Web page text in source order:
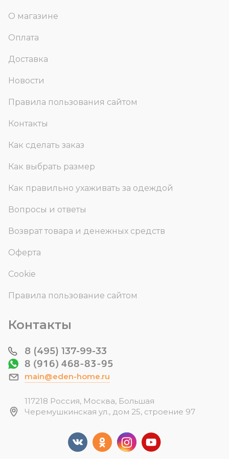
О магазине
Оплата
Доставка
Новости
Правила пользования сайтом
Контакты
Как сделать заказ
Как выбрать размер
Как правильно ухаживать за одеждой
Вопросы и ответы
Возврат товара и денежных средств
Оферта
Cookie
Правила пользование сайтом
Контакты
8 (495) 137-99-33
8 (916) 468-83-95
main@eden-home.ru
117218 Россия, Москва, Большая
Черемушкинская ул., дом 25, строение 97